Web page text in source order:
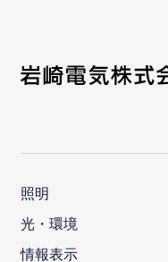
照明
光・環境
情報表示